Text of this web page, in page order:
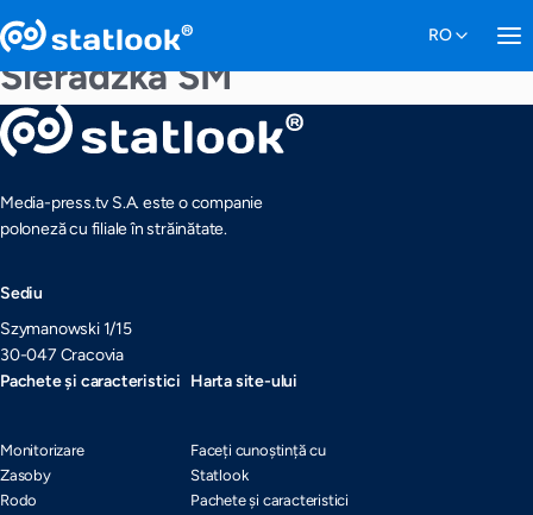
Sieradzka SM
Media-press.tv S.A. este o companie
poloneză cu filiale în străinătate.
Sediu
Szymanowski 1/15
30-047 Cracovia
Pachete și caracteristici
Monitorizare
Zasoby
Rodo
Harta site-ului
Faceți cunoștință cu
Statlook
Pachete și caracteristici